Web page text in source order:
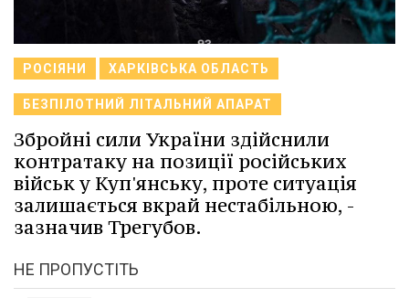
РОСІЯНИ ХАРКІВСЬКА ОБЛАСТЬ
БЕЗПІЛОТНИЙ ЛІТАЛЬНИЙ АПАРАТ
Збройні сили України здійснили
контратаку на позиції російських
військ у Куп'янську, проте ситуація
залишається вкрай нестабільною, -
зазначив Трегубов.
НЕ ПРОПУСТІТЬ